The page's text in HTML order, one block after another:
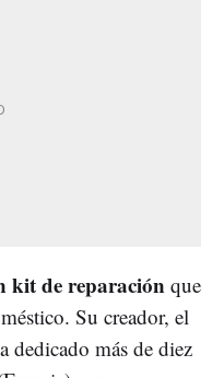
kit de reparación que
Su creador, el
dedicado más de diez